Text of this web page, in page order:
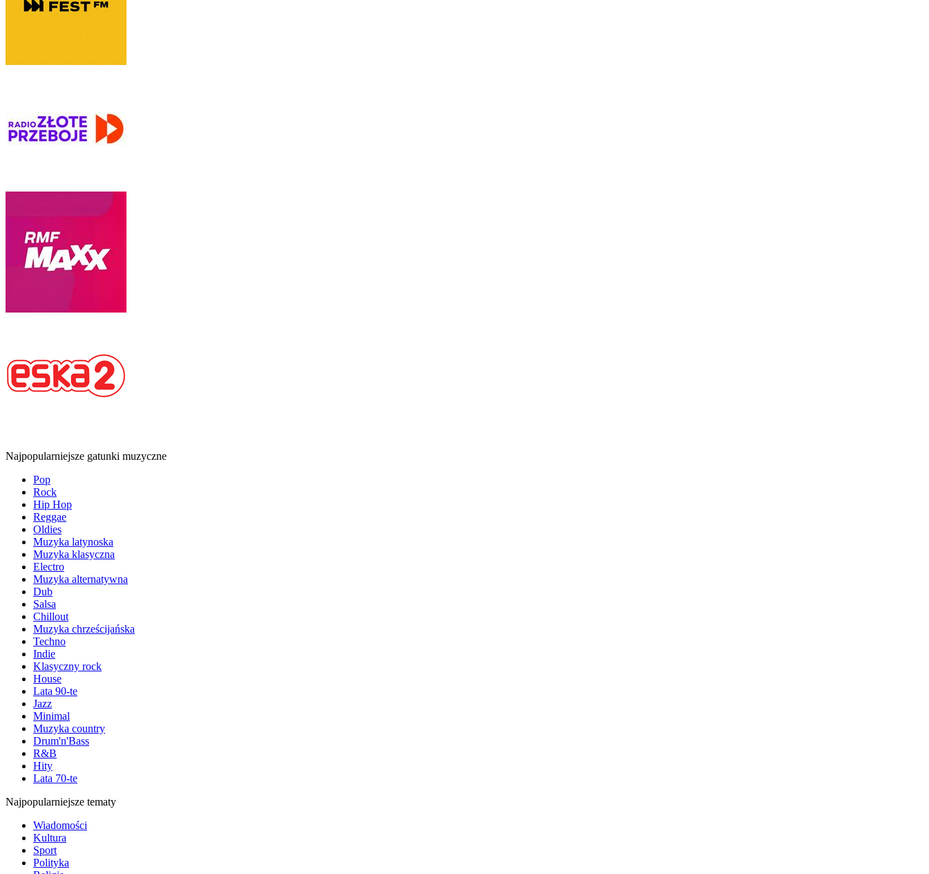
Najpopularniejsze gatunki muzyczne
Pop
Rock
Hip Hop
Reggae
Oldies
Muzyka latynoska
Muzyka klasyczna
Electro
Muzyka alternatywna
Dub
Salsa
Chillout
Muzyka chrześcijańska
Techno
Indie
Klasyczny rock
House
Lata 90-te
Jazz
Minimal
Muzyka country
Drum'n'Bass
R&B
Hity
Lata 70-te
Najpopularniejsze tematy
Wiadomości
Kultura
Sport
Polityka